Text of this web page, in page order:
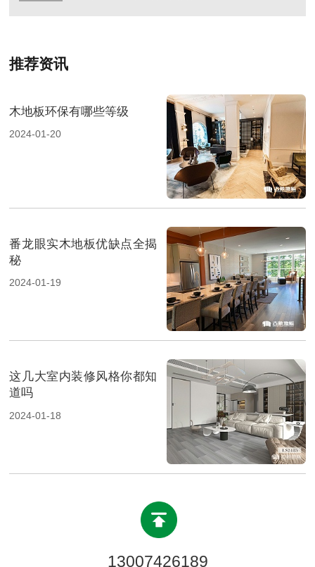
推荐资讯
木地板环保有哪些等级
2024-01-20
番龙眼实木地板优缺点全揭
秘
2024-01-19
这几大室内装修风格你都知
道吗
2024-01-18
13007426189